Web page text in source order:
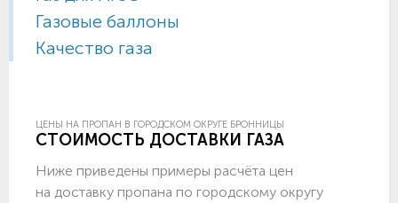
Газовые баллоны
Качество газа
ЦЕНЫ НА ПРОПАН В ГОРОДСКОМ ОКРУГЕ БРОННИЦЫ
СТОИМОСТЬ ДОСТАВКИ ГАЗА
Ниже приведены примеры расчёта цен
на доставку пропана по городскому округу